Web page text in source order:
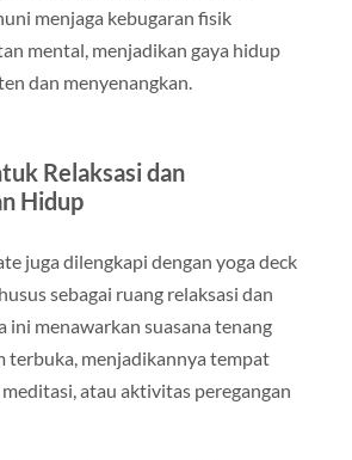
menjaga kebugaran fisik
mental, menjadikan gaya hidup
dan menyenangkan.
Relaksasi dan
Hidup
juga dilengkapi dengan yoga deck
sebagai ruang relaksasi dan
ini menawarkan suasana tenang
terbuka, menjadikannya tempat
atau aktivitas peregangan